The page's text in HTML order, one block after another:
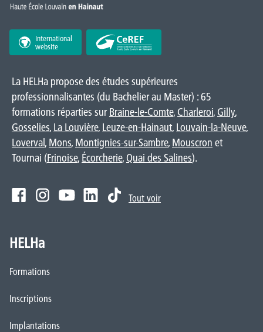
International
website
La HELHa propose des études supérieures
professionnalisantes (du Bachelier au Master) : 65
formations réparties surBraine-le-Comte, Charleroi, Gilly,
Gosselies, La Louvière, Leuze-en-Hainaut, Louvain-la-Neuve,
Loverval, Mons, Montignies-sur-Sambre, Mouscron et
Tournai (Frinoise, Écorcherie, Quai des Salines).
Tout voir
HELHa
Formations
Inscriptions
Implantations